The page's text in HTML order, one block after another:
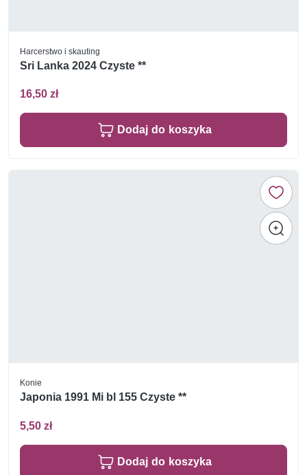
Harcerstwo i skauting
Sri Lanka 2024 Czyste **
16,50 zł
Dodaj do koszyka
Konie
Japonia 1991 Mi bl 155 Czyste **
5,50 zł
Dodaj do koszyka